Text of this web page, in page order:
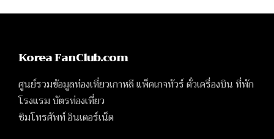
Korea FanClub.com
ศูนย์รวมข้อมูลท่องเที่ยวเกาหลี แพ็คเกจทัวร์ ตั๋วเครื่องบิน ที่พัก
โรงแรม บัตรท่องเที่ยว
ซิมโทรศัพท์ อินเตอร์เน็ต